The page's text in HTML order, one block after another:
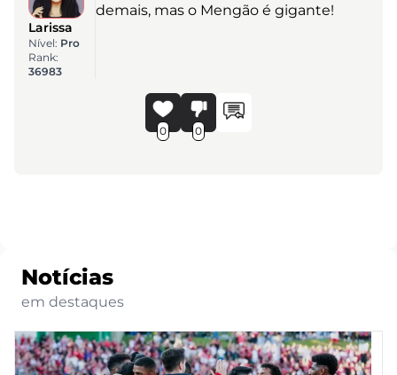
Larissa
Nível: Pro
Rank:
36983
demais, mas o Mengão é gigante!
0 0
Notícias
em destaques